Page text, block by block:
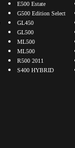
E500 Estate
G500 Edition Select
GL450
GL500
ML500
ML500
R500 2011
S400 HYBRID